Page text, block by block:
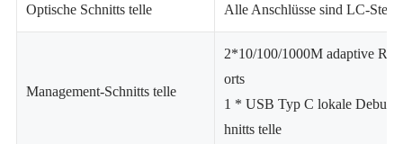
Optische Schnitts telle Alle Anschlüsse sind LC-
Management-Schnitts telle
2*10/100/1000M adaptive
orts
1 * USB Typ C lokale
hnitts telle